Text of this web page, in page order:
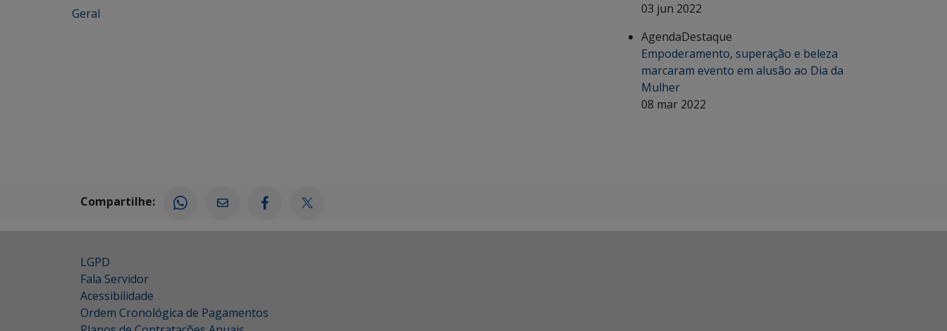
Geral
03 jun 2022
AgendaDestaque
Empoderamento, superação e beleza
marcaram evento em alusão ao Dia da
Mulher
08 mar 2022
Compartilhe:
LGPD
Fala Servidor
Acessibilidade
Ordem Cronológica de Pagamentos